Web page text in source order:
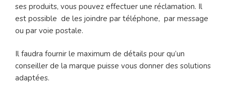
ses produits, vous pouvez effectuer une réclamation. Il
est possible de les joindre par téléphone, par message
ou par voie postale.
Il faudra fournir le maximum de détails pour qu’un
conseiller de la marque puisse vous donner des solutions
adaptées.